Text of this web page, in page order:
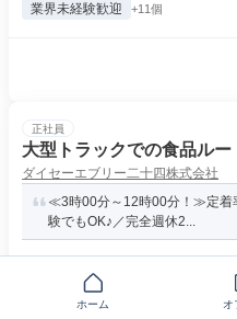
業界未経験歓迎 +11個
正社員
大型トラックでの食品ルー
ダイセーエブリー二十四株式会社
≪3時00分～12時00分！≫定着
験でもOK♪／完全週休2...
〒481-0037愛知県北名古屋
月給31万5338円～42万円
経験・資格 【必須】 ・普
ホーム オ